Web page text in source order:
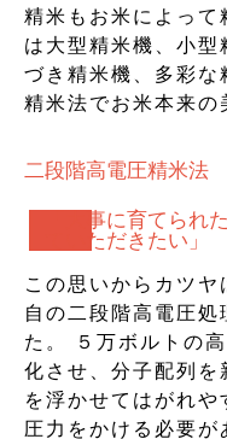
精米もお米によって
は大型精米機、小型
づき精米機、多彩な
精米法でお米本来の
二段階高電圧精米法
「大事に育てられ
ていただきたい」
この思いからカツ
自の二段階高電圧処
た。 ５万ボルトの
化させ、分子配列を
を浮かせてはがれ
圧力をかける必要